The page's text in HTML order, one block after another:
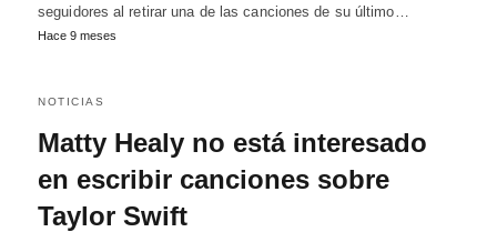
seguidores al retirar una de las canciones de su último…
Hace 9 meses
NOTICIAS
Matty Healy no está interesado
en escribir canciones sobre
Taylor Swift